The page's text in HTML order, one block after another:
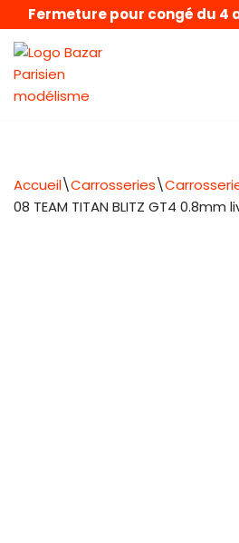
Aller
au
contenu
Fermeture pour congé du 4
Accueil\Carrosseries\
08 TEAM TITAN BLITZ GT4